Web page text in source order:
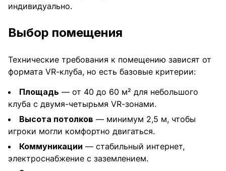
индивидуально.
Выбор помещения
Технические требования к помещению зависят от
формата VR-клуба, но есть базовые критерии:
Площадь — от 40 до 60 м² для небольшого
клуба с двумя-четырьмя VR-зонами.
Высота потолков — минимум 2,5 м, чтобы
игроки могли комфортно двигаться.
Коммуникации — стабильный интернет,
электроснабжение с заземлением.